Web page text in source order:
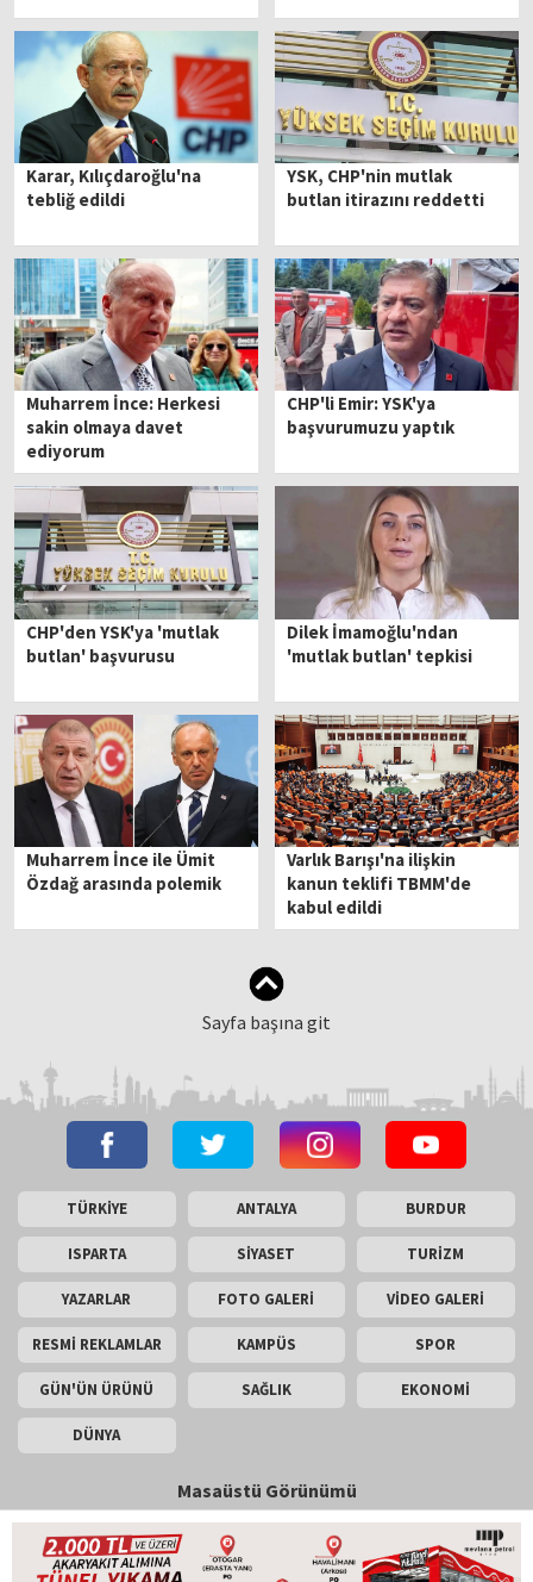
Karar, Kılıçdaroğlu'na
tebliğ edildi
YSK, CHP'nin mutlak
butlan itirazını reddetti
Muharrem İnce: Herkesi
sakin olmaya davet
ediyorum
CHP'li Emir: YSK'ya
başvurumuzu yaptık
CHP'den YSK'ya 'mutlak
butlan' başvurusu
Dilek İmamoğlu'ndan
'mutlak butlan' tepkisi
Muharrem İnce ile Ümit
Özdağ arasında polemik
Varlık Barışı'na ilişkin
kanun teklifi TBMM'de
kabul edildi
Sayfa başına git
TÜRKİYE ANTALYA BURDUR
ISPARTA SİYASET TURİZM
YAZARLAR FOTO GALERİ VİDEO GALERİ
RESMİ REKLAMLAR KAMPÜS SPOR
GÜN'ÜN ÜRÜNÜ SAĞLIK EKONOMİ
DÜNYA
Masaüstü Görünümü
İletişim